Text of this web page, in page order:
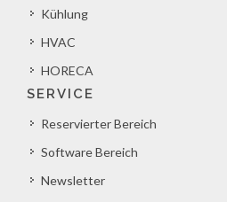
Kühlung
HVAC
HORECA
SERVICE
Reservierter Bereich
Software Bereich
Newsletter